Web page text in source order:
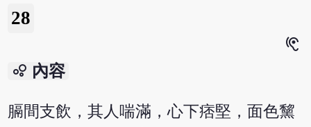
28
hearing
bubble_chart 內容
膈間支飲，其人喘滿，心下痞堅，面色黧